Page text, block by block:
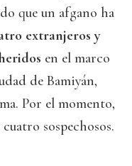
que un afgano ha
extranjeros y
en el marco
de Bamiyán,
Por el momento,
sospechosos.